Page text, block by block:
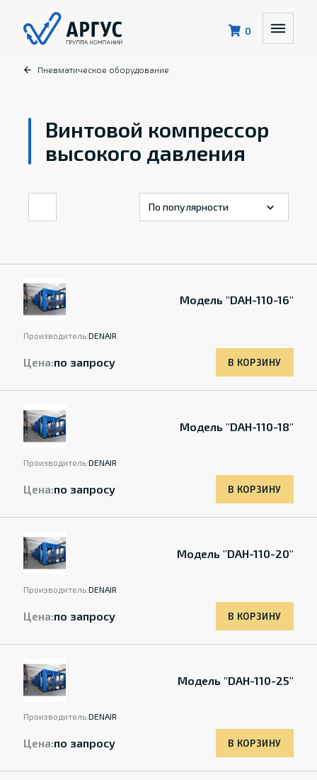
0
Пневматическое оборудование
Винтовой компрессор
высокого давления
Модель "DAH-110-16"
Производитель:DENAIR
Цена:по запросу В КОРЗИНУ
Модель "DAH-110-18"
Производитель:DENAIR
Цена:по запросу В КОРЗИНУ
Модель "DAH-110-20"
Производитель:DENAIR
Цена:по запросу В КОРЗИНУ
Модель "DAH-110-25"
Производитель:DENAIR
Цена:по запросу В КОРЗИНУ